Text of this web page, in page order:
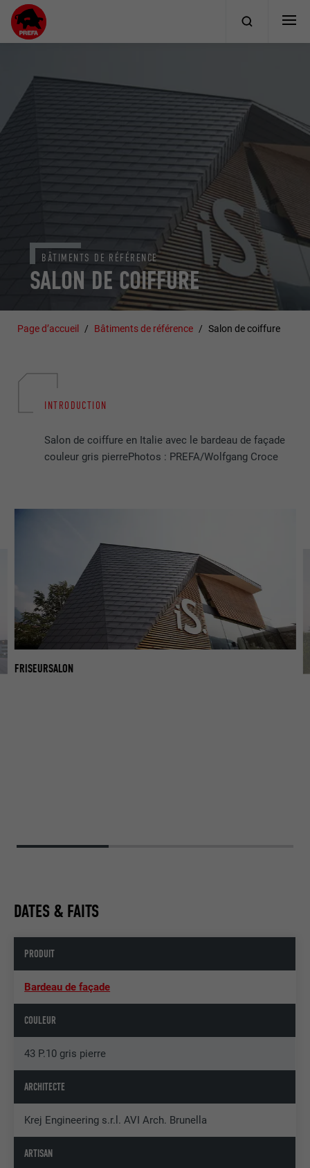
SALON DE COIFFURE
BÂTIMENTS DE RÉFÉRENCE
Page d’accueil Bâtiments de référence Salon de coiffure
INTRODUCTION
Salon de coiffure en Italie avec le bardeau de façade
couleur gris pierrePhotos : PREFA/Wolfgang Croce
FRISEURSALON
DATES & FAITS
PRODUIT
Bardeau de façade
COULEUR
43 P.10 gris pierre
ARCHITECTE
Krej Engineering s.r.l. AVI Arch. Brunella
ARTISAN